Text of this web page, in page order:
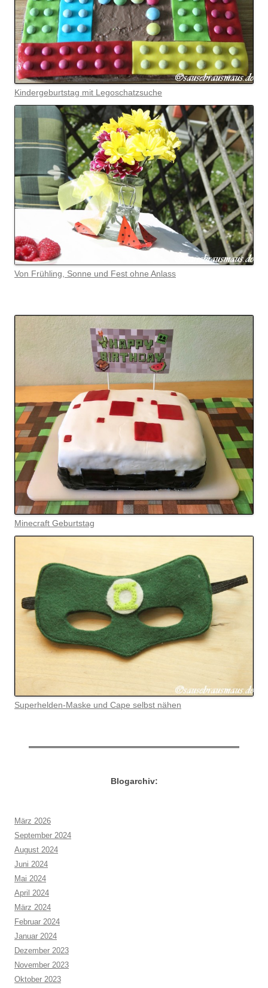
Kindergeburtstag mit Legoschatzsuche
Von Frühling, Sonne und Fest ohne Anlass
Minecraft Geburtstag
Superhelden-Maske und Cape selbst nähen
Blogarchiv:
März 2026
September 2024
August 2024
Juni 2024
Mai 2024
April 2024
März 2024
Februar 2024
Januar 2024
Dezember 2023
November 2023
Oktober 2023